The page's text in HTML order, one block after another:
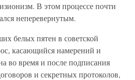
В этом процессе почти
неперевернутым.
белых пятен в советской
касающийся намерений и
во время и после подписания
и секретных протоколов,